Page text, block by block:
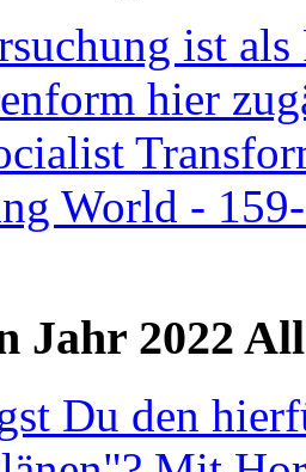
ist
hier
World -
Jahr 2022
Du den